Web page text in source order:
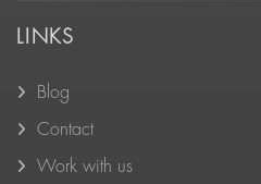
LINKS
Blog
Contact
Work with us